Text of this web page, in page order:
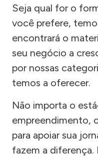
Seja qual for o
você prefere,
encontrará o
seu negócio a
por nossas
temos a oferecer.
Não importa o
empreendimento,
para apoiar sua
fazem a diferença.